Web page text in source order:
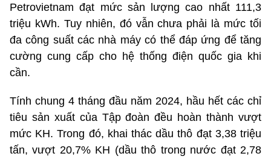
Petrovietnam đạt mức sản lượng cao nhất 111,3
triệu kWh. Tuy nhiên, đó vẫn chưa phải là mức tối
đa công suất các nhà máy có thể đáp ứng để tăng
cường cung cấp cho hệ thống điện quốc gia khi
cần.
Tính chung 4 tháng đầu năm 2024, hầu hết các chỉ
tiêu sản xuất của Tập đoàn đều hoàn thành vượt
mức KH. Trong đó, khai thác dầu thô đạt 3,38 triệu
tấn, vượt 20,7% KH (dầu thô trong nước đạt 2,78